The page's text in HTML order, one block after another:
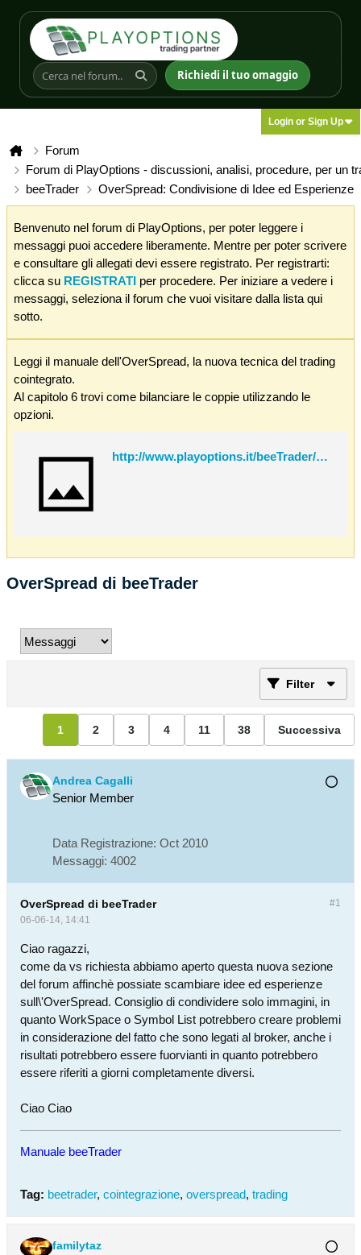
Richiedi il tuo omaggio
Login or Sign Up
Forum
Forum di PlayOptions - discussioni, analisi, procedure, per un
beeTrader
OverSpread: Condivisione di Idee ed Esperienze
Benvenuto nel forum di PlayOptions, per poter leggere i
messaggi puoi accedere liberamente. Mentre per poter scrivere
e consultare gli allegati devi essere registrato. Per registrarti:
clicca su REGISTRATI per procedere. Per iniziare a vedere i
messaggi, seleziona il forum che vuoi visitare dalla lista qui
sotto.
Leggi il manuale dell'OverSpread, la nuova tecnica del trading
cointegrato.
Al capitolo 6 trovi come bilanciare le coppie utilizzando le
opzioni.
http://www.playoptions.it/beeTrader/OverSpread.pdf
OverSpread di beeTrader
Filter
1 2 3 4 11 38 Successiva
Andrea Cagalli
Senior Member
Data Registrazione: Oct 2010
Messaggi: 4002
#1
OverSpread di beeTrader
06-06-14, 14:41
Ciao ragazzi,
come da vs richiesta abbiamo aperto questa nuova sezione
del forum affinchè possiate scambiare idee ed esperienze
sull\'OverSpread. Consiglio di condividere solo immagini, in
quanto WorkSpace o Symbol List potrebbero creare problemi
in considerazione del fatto che sono legati al broker, anche i
risultati potrebbero essere fuorvianti in quanto potrebbero
essere riferiti a giorni completamente diversi.
Ciao Ciao
Manuale beeTrader
Tag: beetrader, cointegrazione, overspread, trading
familytaz